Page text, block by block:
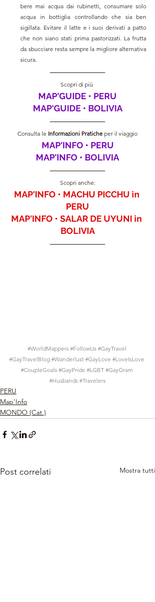
bere mai acqua dai rubinetti, consumare solo
acqua in bottiglia controllando che sia ben
sigillata. Evitare il latte e i suoi derivati a patto
che non siano stati prima pastorizzati. La frutta
da sbucciare resta sempre la migliore alternativa
sicura.
Scopri di più
MAP'GUIDE • PERU
MAP'GUIDE • BOLIVIA
Consulta le Informazioni Pratiche per il viaggio
MAP'INFO • PERU
MAP'INFO • BOLIVIA
Scopri anche:
MAP'INFO • MACHU PICCHU in
PERU
MAP'INFO • SALAR DE UYUNI in
BOLIVIA
#WorldMappers #FollowUs #GayTravel
#GayTravelBlog #Wanderlust #GayLove #LoveIsLove
#CoupleGoals #GayPride #LGBT #GayGram
#Husbands #Travelers
PERU
Map'Info
MONDO (Cat.)
Post correlati Mostra tutti